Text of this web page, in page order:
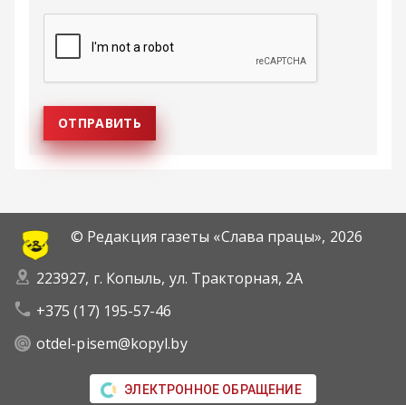
© Редакция газеты «Слава працы», 2026
223927, г. Копыль, ул. Тракторная, 2А
+375 (17) 195-57-46
otdel-pisem@kopyl.by
ЭЛЕКТРОННОЕ ОБРАЩЕНИЕ